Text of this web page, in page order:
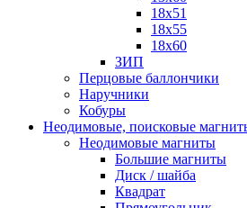
18х51
18х55
18х60
ЗИП
Перцовые баллончики
Наручники
Кобуры
Неодимовые, поисковые
Неодимовые магниты
Большие магниты
Диск / шайба
Квадрат